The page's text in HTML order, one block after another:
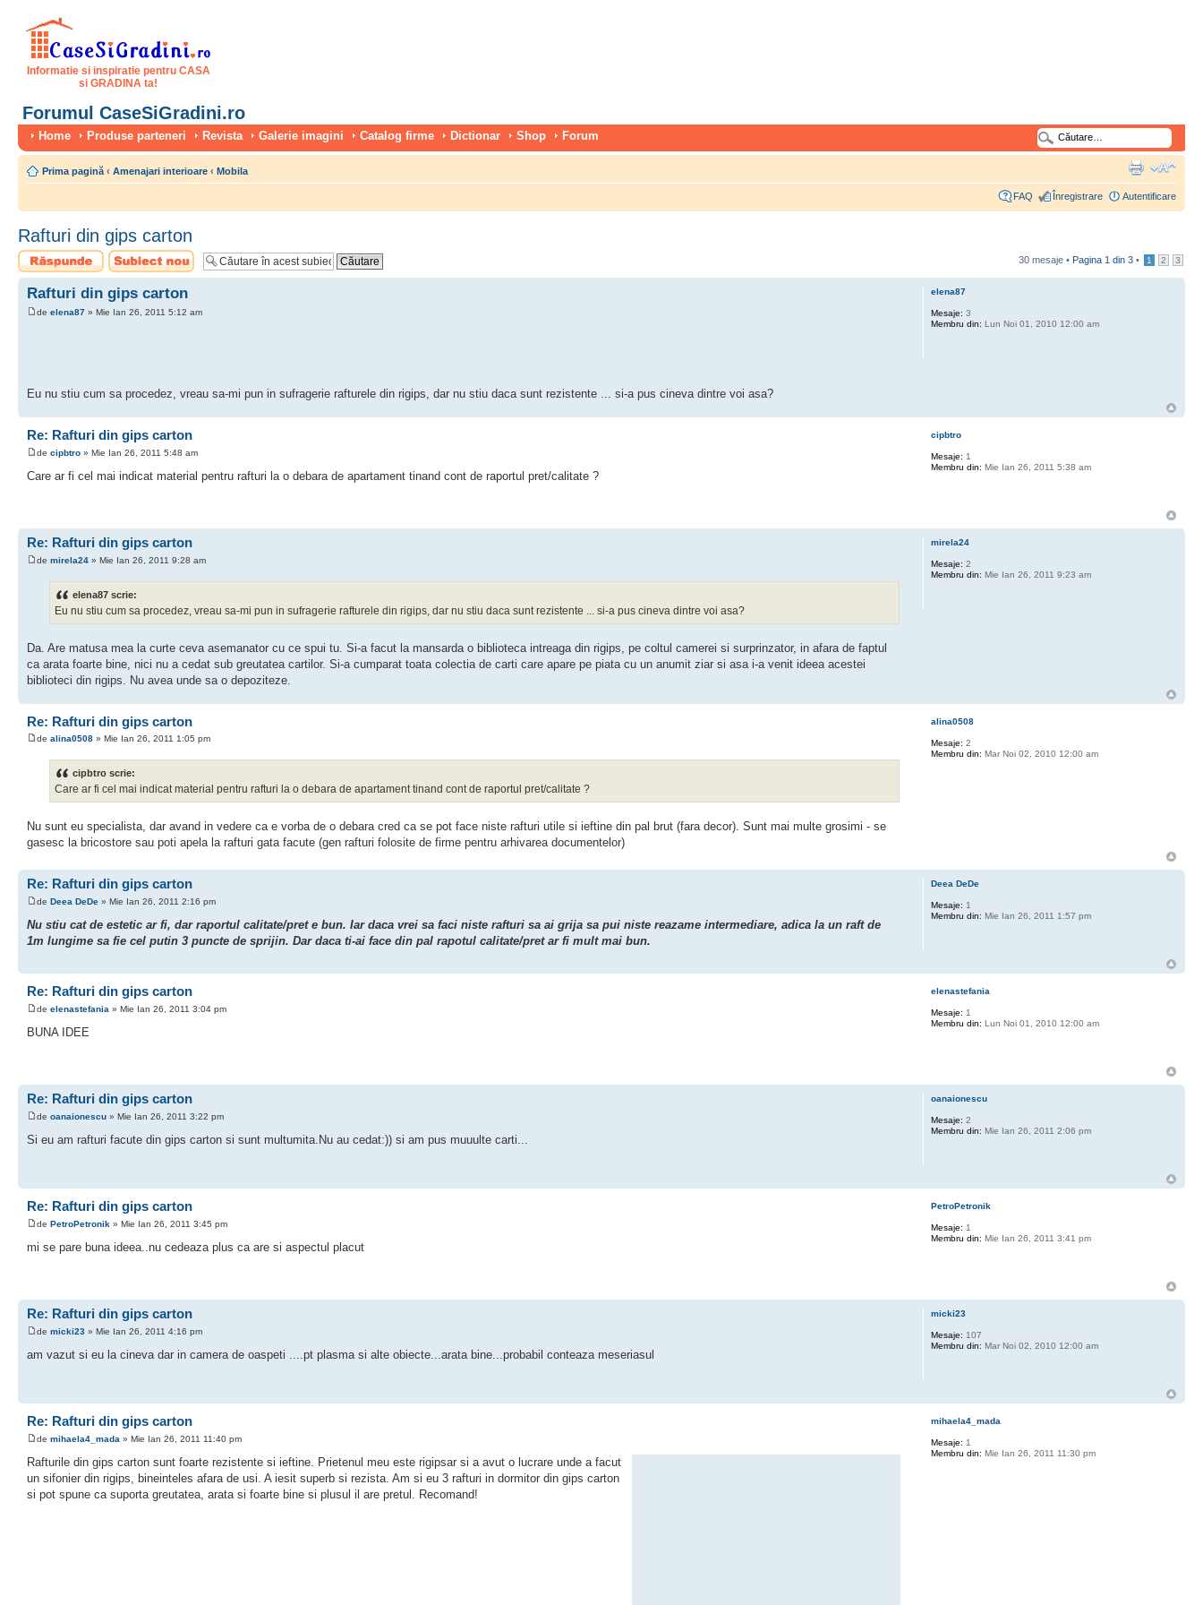
Informatie si inspiratie pentru CASA
si GRADINA ta!
Forumul CaseSiGradini.ro
Home Produse parteneri Revista Galerie imagini Catalog firme Dictionar Shop Forum
Prima pagină ‹ Amenajari interioare ‹ Mobila
FAQ Înregistrare Autentificare
Rafturi din gips carton
Scrie un răspuns
Scrie un subiect
nou
30 mesaje • Pagina 1 din 3 • 1 2 3
Rafturi din gips carton
de elena87 » Mie Ian 26, 2011 5:12 am
Eu nu stiu cum sa procedez, vreau sa-mi pun in sufragerie rafturele din rigips, dar nu stiu daca sunt rezistente ... si-a pus cineva dintre voi asa?
elena87
Mesaje: 3
Membru din: Lun Noi 01, 2010 12:00 am
Re: Rafturi din gips carton
de cipbtro » Mie Ian 26, 2011 5:48 am
Care ar fi cel mai indicat material pentru rafturi la o debara de apartament tinand cont de raportul pret/calitate ?
cipbtro
Mesaje: 1
Membru din: Mie Ian 26, 2011 5:38 am
Re: Rafturi din gips carton
de mirela24 » Mie Ian 26, 2011 9:28 am
elena87 scrie:
Eu nu stiu cum sa procedez, vreau sa-mi pun in sufragerie rafturele din rigips, dar nu stiu daca sunt rezistente ... si-a pus cineva dintre voi asa?
Da. Are matusa mea la curte ceva asemanator cu ce spui tu. Si-a facut la mansarda o biblioteca intreaga din rigips, pe coltul camerei si surprinzator, in afara de faptul
ca arata foarte bine, nici nu a cedat sub greutatea cartilor. Si-a cumparat toata colectia de carti care apare pe piata cu un anumit ziar si asa i-a venit ideea acestei
biblioteci din rigips. Nu avea unde sa o depoziteze.
mirela24
Mesaje: 2
Membru din: Mie Ian 26, 2011 9:23 am
Re: Rafturi din gips carton
de alina0508 » Mie Ian 26, 2011 1:05 pm
cipbtro scrie:
Care ar fi cel mai indicat material pentru rafturi la o debara de apartament tinand cont de raportul pret/calitate ?
Nu sunt eu specialista, dar avand in vedere ca e vorba de o debara cred ca se pot face niste rafturi utile si ieftine din pal brut (fara decor). Sunt mai multe grosimi - se
gasesc la bricostore sau poti apela la rafturi gata facute (gen rafturi folosite de firme pentru arhivarea documentelor)
alina0508
Mesaje: 2
Membru din: Mar Noi 02, 2010 12:00 am
Re: Rafturi din gips carton
de Deea DeDe » Mie Ian 26, 2011 2:16 pm
Nu stiu cat de estetic ar fi, dar raportul calitate/pret e bun. Iar daca vrei sa faci niste rafturi sa ai grija sa pui niste reazame intermediare, adica la un raft de
1m lungime sa fie cel putin 3 puncte de sprijin. Dar daca ti-ai face din pal rapotul calitate/pret ar fi mult mai bun.
Deea DeDe
Mesaje: 1
Membru din: Mie Ian 26, 2011 1:57 pm
Re: Rafturi din gips carton
de elenastefania » Mie Ian 26, 2011 3:04 pm
BUNA IDEE
elenastefania
Mesaje: 1
Membru din: Lun Noi 01, 2010 12:00 am
Re: Rafturi din gips carton
de oanaionescu » Mie Ian 26, 2011 3:22 pm
Si eu am rafturi facute din gips carton si sunt multumita.Nu au cedat:)) si am pus muuulte carti...
oanaionescu
Mesaje: 2
Membru din: Mie Ian 26, 2011 2:06 pm
Re: Rafturi din gips carton
de PetroPetronik » Mie Ian 26, 2011 3:45 pm
mi se pare buna ideea..nu cedeaza plus ca are si aspectul placut
PetroPetronik
Mesaje: 1
Membru din: Mie Ian 26, 2011 3:41 pm
Re: Rafturi din gips carton
de micki23 » Mie Ian 26, 2011 4:16 pm
am vazut si eu la cineva dar in camera de oaspeti ....pt plasma si alte obiecte...arata bine...probabil conteaza meseriasul
micki23
Mesaje: 107
Membru din: Mar Noi 02, 2010 12:00 am
Re: Rafturi din gips carton
de mihaela4_mada » Mie Ian 26, 2011 11:40 pm
Rafturile din gips carton sunt foarte rezistente si ieftine. Prietenul meu este rigipsar si a avut o lucrare unde a facut
un sifonier din rigips, bineinteles afara de usi. A iesit superb si rezista. Am si eu 3 rafturi in dormitor din gips carton
si pot spune ca suporta greutatea, arata si foarte bine si plusul il are pretul. Recomand!
mihaela4_mada
Mesaje: 1
Membru din: Mie Ian 26, 2011 11:30 pm